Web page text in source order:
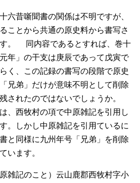
六昔噺聞書の関係は不明ですが、
ことから共通の原史料から書写さ
。
同内容であるとすれば、巻十
年」の干支は庚辰であって戊寅で
く、この記録の書写の段階で原史
兄弟」だけが意味不明として削除
されたのではないでしょうか。
、西牧村の項で中原雑記を引用し
。しかし中原雑記を引用ているに
と同様に九州年号「兄弟」を削除
います。
記のこと）云山鹿郡西牧村字小